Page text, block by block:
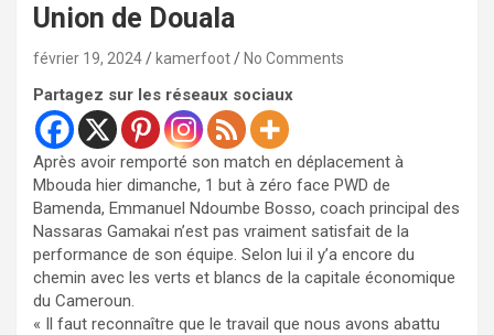
Union de Douala
février 19, 2024 kamerfoot No Comments
Partagez sur les réseaux sociaux
Après avoir remporté son match en déplacement à
Mbouda hier dimanche, 1 but à zéro face PWD de
Bamenda, Emmanuel Ndoumbe Bosso, coach principal des
Nassaras Gamakai n’est pas vraiment satisfait de la
performance de son équipe. Selon lui il y’a encore du
chemin avec les verts et blancs de la capitale économique
du Cameroun.
« Il faut reconnaître que le travail que nous avons abattu